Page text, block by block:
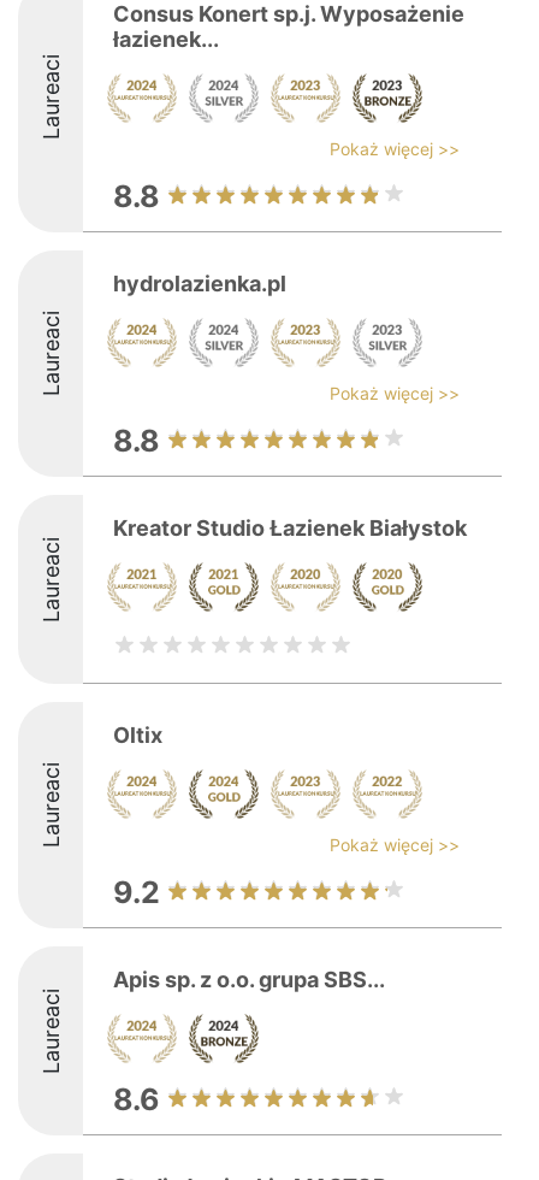
Laureaci
Consus Konert sp.j. Wyposażenie
łazienek...
Pokaż więcej >>
8.8
Laureaci
hydrolazienka.pl
Pokaż więcej >>
8.8
Laureaci
Kreator Studio Łazienek Białystok
Laureaci
Oltix
Pokaż więcej >>
9.2
Laureaci
Apis sp. z o.o. grupa SBS...
8.6